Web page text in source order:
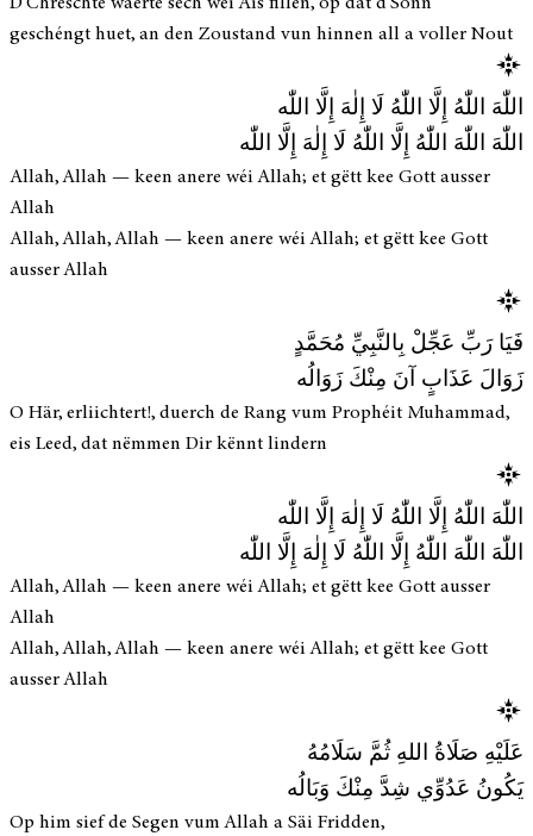
geschéngt huet, an den Zoustand vun hinnen all a voller Nout
اللّٰهَ اللّٰهُ إِلَّا اللّٰهُ لَا إِلٰهَ إِلَّا اللّٰه
اللّٰهَ اللّٰهَ اللّٰهُ إِلَّا اللّٰهُ لَا إِلٰهَ إِلَّا اللّٰه
Allah, Allah — keen anere wéi Allah; et gëtt kee Gott ausser
Allah
Allah, Allah, Allah — keen anere wéi Allah; et gëtt kee Gott
ausser Allah
فَيَا رَبِّ عَجِّلْ بِالنَّبِيِّ مُحَمَّدٍ
زَوَالَ عَذَابٍ آنَ مِنْكَ زَوَالُه
O Här, erliichtert!, duerch de Rang vum Prophéit Muhammad,
eis Leed, dat nëmmen Dir kënnt lindern
اللّٰهَ اللّٰهُ إِلَّا اللّٰهُ لَا إِلٰهَ إِلَّا اللّٰه
اللّٰهَ اللّٰهَ اللّٰهُ إِلَّا اللّٰهُ لَا إِلٰهَ إِلَّا اللّٰه
Allah, Allah — keen anere wéi Allah; et gëtt kee Gott ausser
Allah
Allah, Allah, Allah — keen anere wéi Allah; et gëtt kee Gott
ausser Allah
عَلَيْهِ صَلَاةُ اللهِ ثُمَّ سَلَامُهُ
يَكُونُ عَدُوِّي شِدَّ مِنْكَ وَبَالُه
Op him sief de Segen vum Allah a Säi Fridden,